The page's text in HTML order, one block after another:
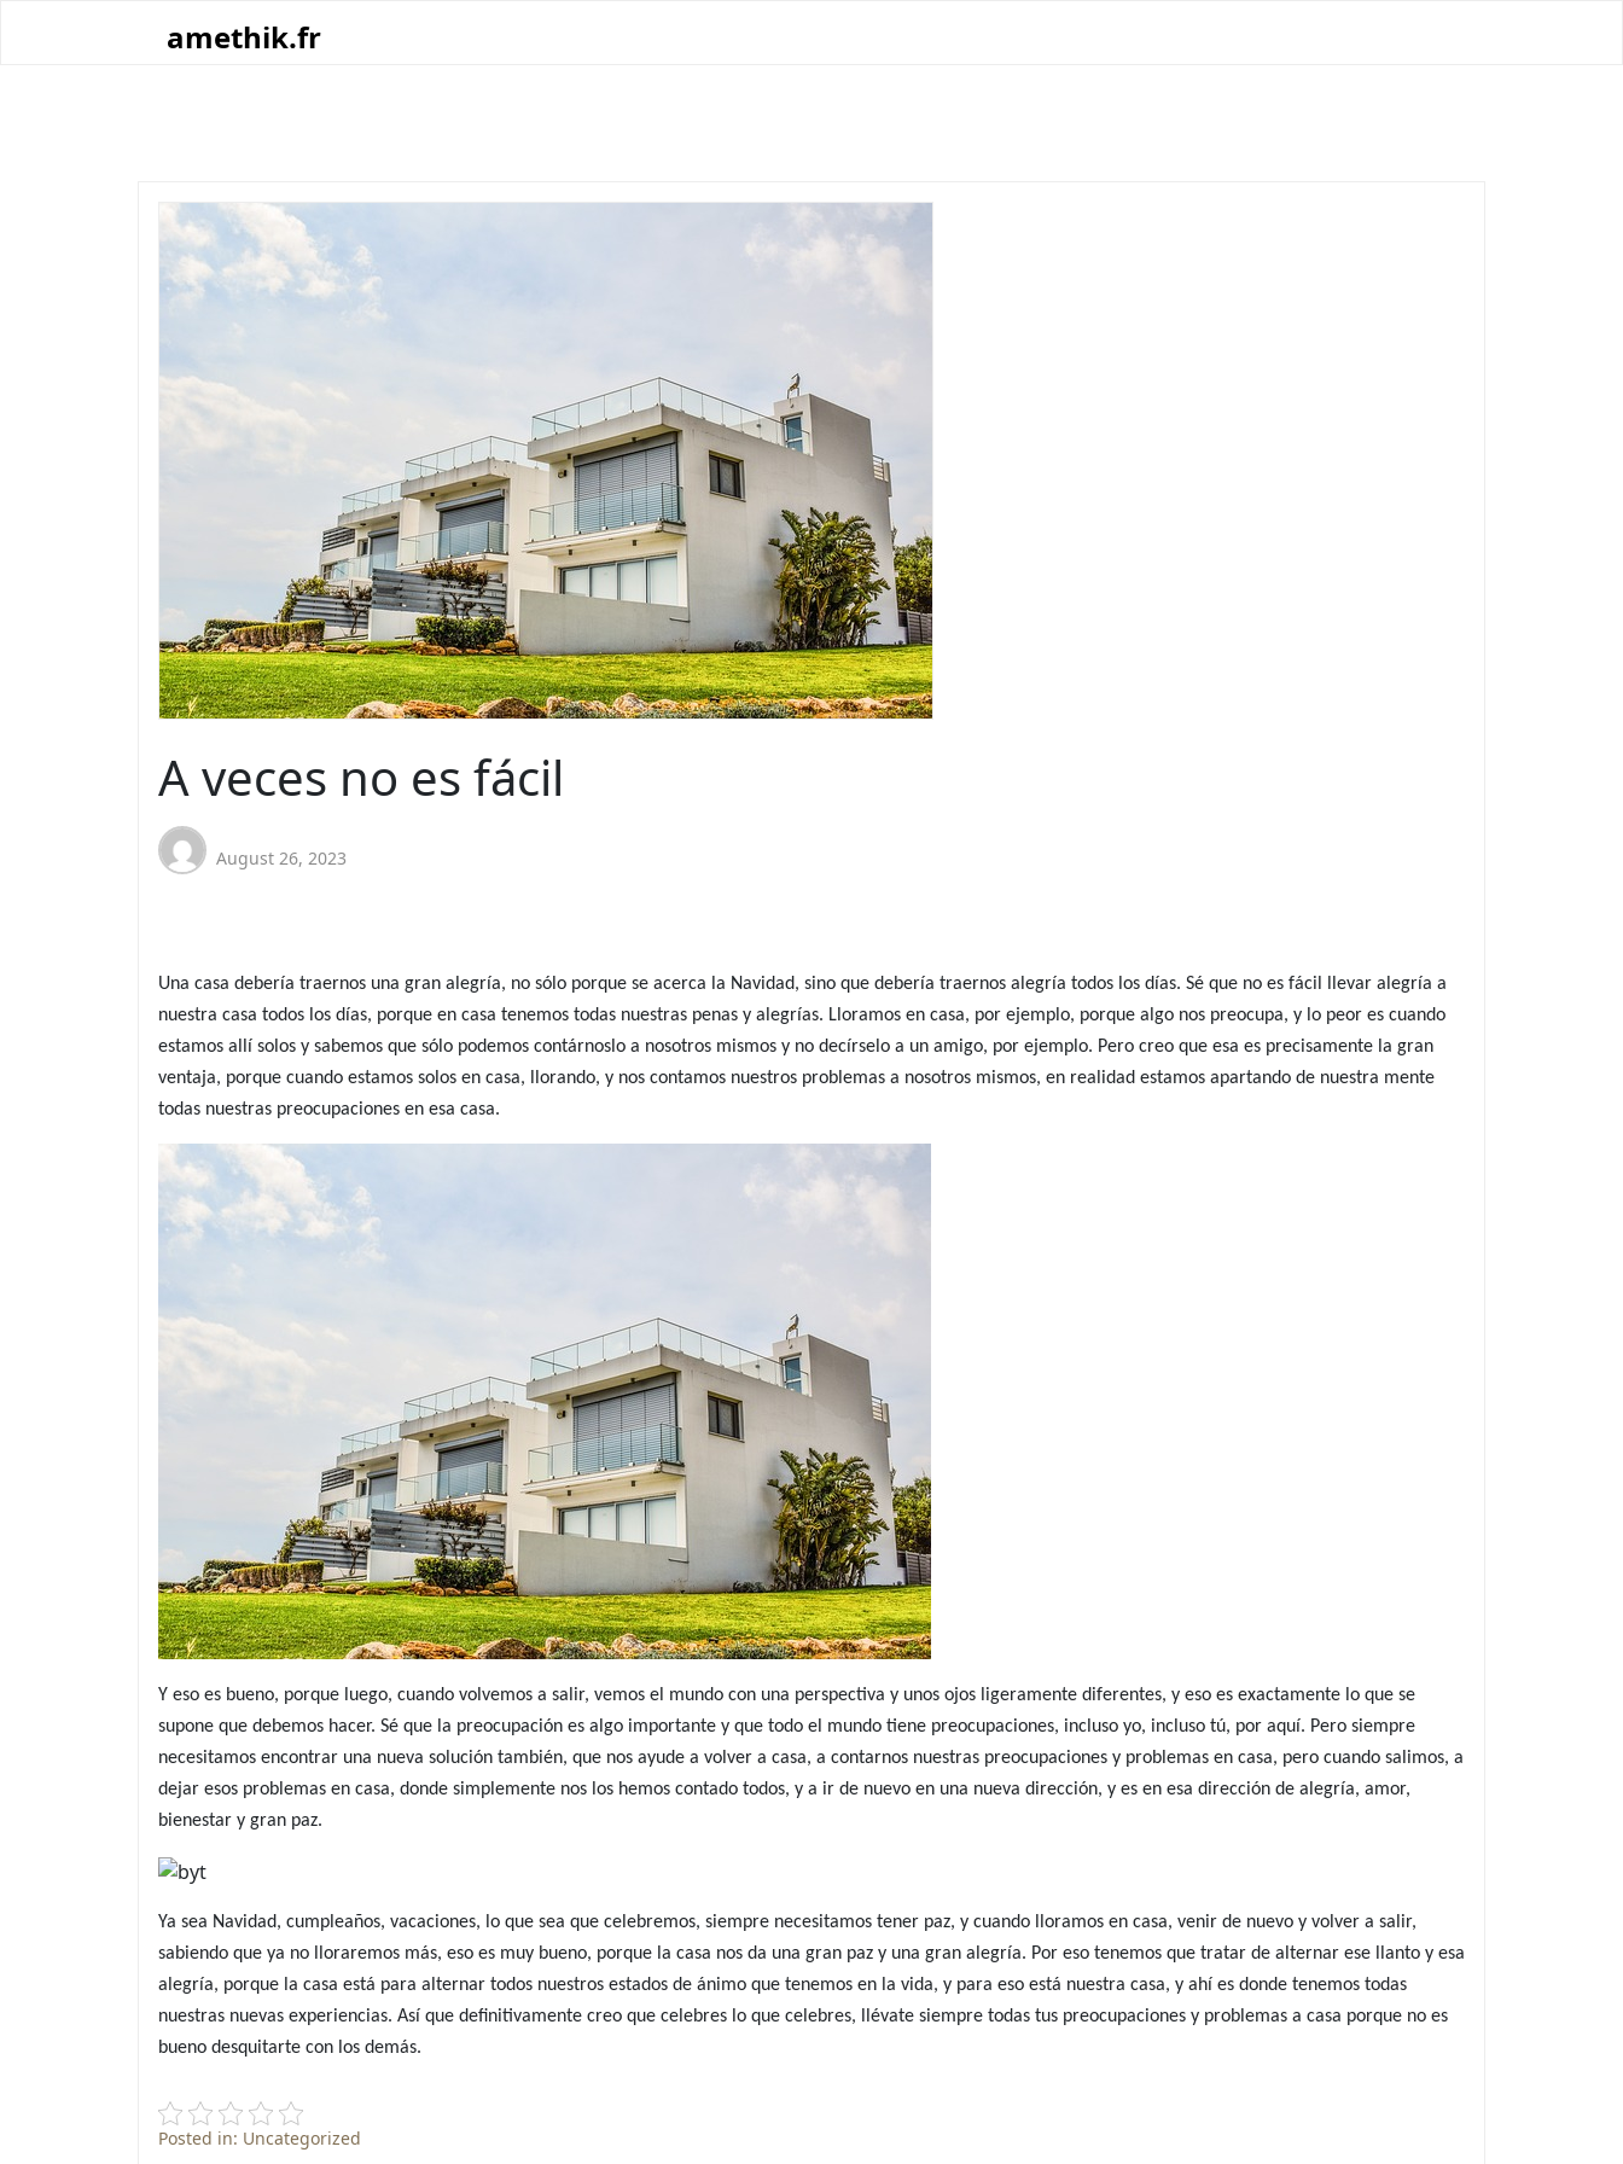
amethik.fr
A veces no es fácil
August 26, 2023
Una casa debería traernos una gran alegría, no sólo porque se acerca la Navidad, sino que debería traernos alegría todos los días. Sé que no es fácil llevar alegría a
nuestra casa todos los días, porque en casa tenemos todas nuestras penas y alegrías. Lloramos en casa, por ejemplo, porque algo nos preocupa, y lo peor es cuando
estamos allí solos y sabemos que sólo podemos contárnoslo a nosotros mismos y no decírselo a un amigo, por ejemplo. Pero creo que esa es precisamente la gran
ventaja, porque cuando estamos solos en casa, llorando, y nos contamos nuestros problemas a nosotros mismos, en realidad estamos apartando de nuestra mente
todas nuestras preocupaciones en esa casa.
Y eso es bueno, porque luego, cuando volvemos a salir, vemos el mundo con una perspectiva y unos ojos ligeramente diferentes, y eso es exactamente lo que se
supone que debemos hacer. Sé que la preocupación es algo importante y que todo el mundo tiene preocupaciones, incluso yo, incluso tú, por aquí. Pero siempre
necesitamos encontrar una nueva solución también, que nos ayude a volver a casa, a contarnos nuestras preocupaciones y problemas en casa, pero cuando salimos, a
dejar esos problemas en casa, donde simplemente nos los hemos contado todos, y a ir de nuevo en una nueva dirección, y es en esa dirección de alegría, amor,
bienestar y gran paz.
Ya sea Navidad, cumpleaños, vacaciones, lo que sea que celebremos, siempre necesitamos tener paz, y cuando lloramos en casa, venir de nuevo y volver a salir,
sabiendo que ya no lloraremos más, eso es muy bueno, porque la casa nos da una gran paz y una gran alegría. Por eso tenemos que tratar de alternar ese llanto y esa
alegría, porque la casa está para alternar todos nuestros estados de ánimo que tenemos en la vida, y para eso está nuestra casa, y ahí es donde tenemos todas
nuestras nuevas experiencias. Así que definitivamente creo que celebres lo que celebres, llévate siempre todas tus preocupaciones y problemas a casa porque no es
bueno desquitarte con los demás.
Posted in: Uncategorized